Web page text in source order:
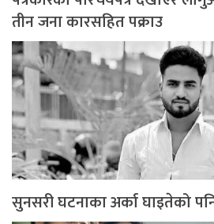
तीन जना कारसहित पक्राउ
सुनसरी घटनाका अर्का घाइतेको